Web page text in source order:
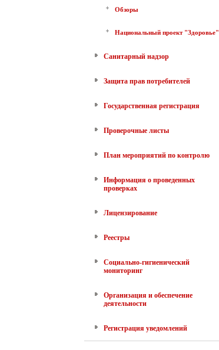
Обзоры
Национальный проект "Здоровье"
Санитарный надзор
Защита прав потребителей
Государственная регистрация
Проверочные листы
План мероприятий по контролю
Информация о проведенных
проверках
Лицензирование
Реестры
Социально-гигиенический
мониторинг
Организация и обеспечение
деятельности
Регистрация уведомлений